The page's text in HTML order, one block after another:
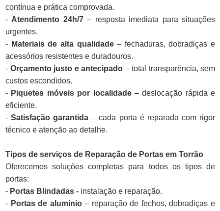
contínua e prática comprovada.
- Atendimento 24h/7– resposta imediata para situações
urgentes.
- Materiais de alta qualidade– fechaduras, dobradiças e
acessórios resistentes e duradouros.
- Orçamento justo e antecipado – total transparência, sem
custos escondidos.
- Piquetes móveis por localidade– deslocação rápida e
eficiente.
-Satisfação garantida – cada porta é reparada com rigor
técnico e atenção ao detalhe.
Tipos de serviços de Reparação de Portas em Torrão
Oferecemos soluções completas para todos os tipos de
portas:
- Portas Blindadas - instalação e reparação.
- Portas de alumínio– reparação de fechos, dobradiças e